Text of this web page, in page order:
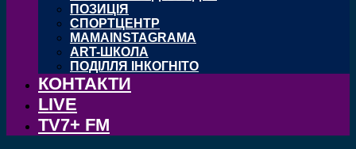
ПОЗИЦІЯ
СПОРТЦЕНТР
MAMAINSTAGRAMA
ART-ШКОЛА
ПОДІЛЛЯ ІНКОГНІТО
КОНТАКТИ
LIVE
TV7+ FM